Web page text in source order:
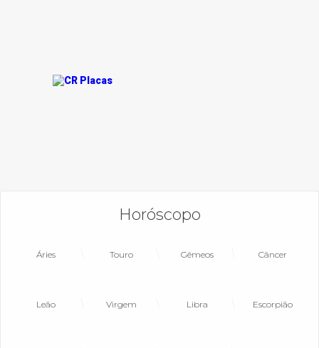
Horóscopo
Áries Touro Gêmeos Câncer
Leão Virgem Libra Escorpião